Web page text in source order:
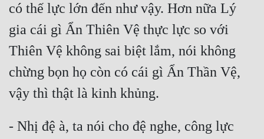
có thế lực lớn đến như vậy. Hơn nữa Lý
gia cái gì Ẩn Thiên Vệ thực lực so với
Thiên Vệ không sai biệt lắm, nói không
chừng bọn họ còn có cái gì Ẩn Thần Vệ,
- Nhị đệ à, ta nói cho đệ nghe, công lực